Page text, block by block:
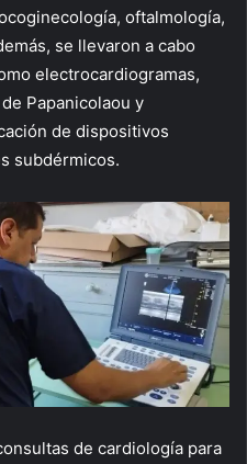
oftalmología,
se llevaron a cabo
electrocardiogramas,
Papanicolaou y
de dispositivos
subdérmicos.
de cardiología para